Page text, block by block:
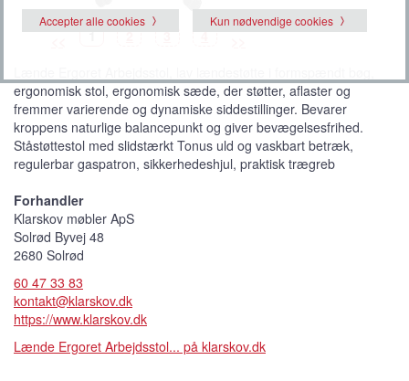
B
d
e
1(
b
i
l
l
e
d
e
)
B
d
e
2 B
d
e
3 B
d
e
4
ergonomisk stol, ergonomisk sæde, der støtter, aflaster og
fremmer varierende og dynamiske siddestillinger. Bevarer
kroppens naturlige balancepunkt og giver bevægelsesfrihed.
Ståstøttestol med slidstærkt Tonus uld og vaskbart betræk,
regulerbar gaspatron, sikkerhedeshjul, praktisk trægreb
Forhandler
Klarskov møbler ApS
Solrød Byvej 48
2680 Solrød
60 47 33 83
kontakt@klarskov.dk
https://www.klarskov.dk
Lænde Ergoret Arbejdsstol... på klarskov.dk
Accepter alle cookies
Kun nødvendige cookies